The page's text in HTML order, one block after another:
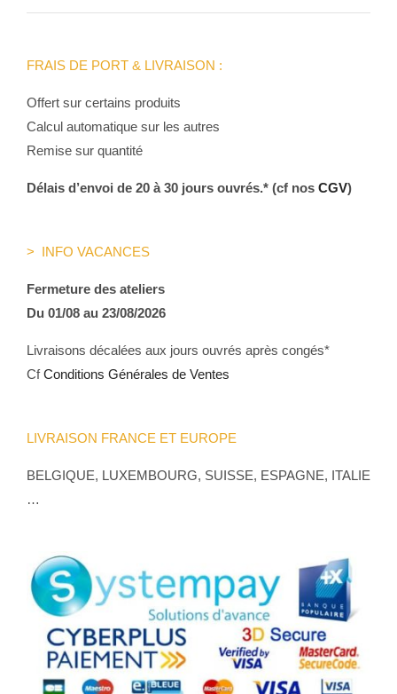
FRAIS DE PORT & LIVRAISON :
Offert sur certains produits
Calcul automatique sur les autres
Remise sur quantité
Délais d’envoi de 20 à 30 jours ouvrés.* (cf nos CGV)
> INFO VACANCES
Fermeture des ateliers
Du 01/08 au 23/08/2026
Livraisons décalées aux jours ouvrés après congés*
CfConditions Générales de Ventes
LIVRAISON FRANCE ET EUROPE
BELGIQUE, LUXEMBOURG, SUISSE, ESPAGNE, ITALIE
…